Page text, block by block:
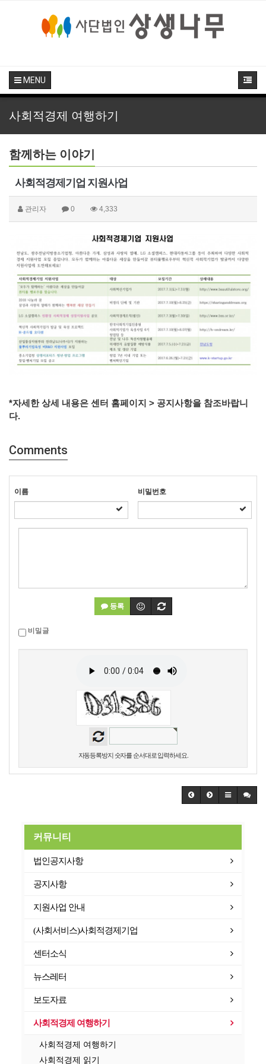
MENU
사회적경제 여행하기
함께하는 이야기
사회적경제기업 지원사업
관리자 0 4,333
*자세한 상세 내용은 센터 홈페이지 > 공지사항을 참조바랍니
다.
Comments
이름 비밀번호
등록
비밀글
자동등록방지 숫자를 순서대로 입력하세요.
커뮤니티
법인공지사항
공지사항
지원사업 안내
(사회서비스)사회적경제기업
센터소식
뉴스레터
보도자료
사회적경제 여행하기
사회적경제 여행하기
사회적경제 읽기